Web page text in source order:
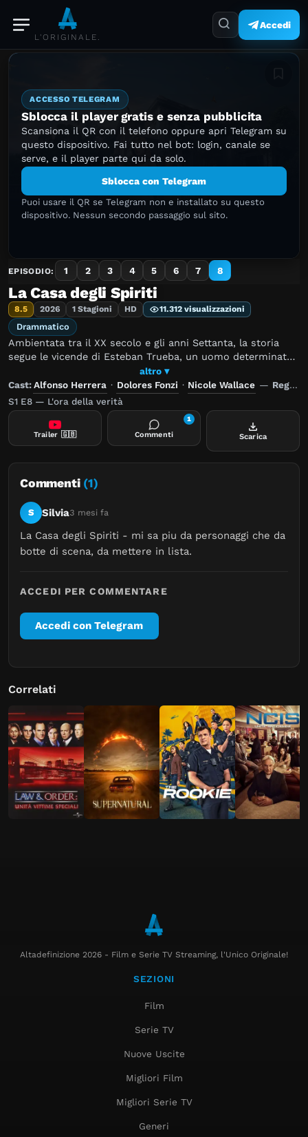
L'ORIGINALE.
Accedi
ACCESSO TELEGRAM
Sblocca il player gratis e senza pubblicita
Scansiona il QR con il telefono oppure apri Telegram su
questo dispositivo. Fai tutto nel bot: login, canale se
serve, e il player parte qui da solo.
Sblocca con Telegram
Puoi usare il QR se Telegram non e installato su questo
dispositivo. Nessun secondo passaggio sul sito.
EPISODIO: 1 2 3 4 5 6 7 8
La Casa degli Spiriti
8.5 2026 1 Stagioni HD 11.312 visualizzazioni
Drammatico
Ambientata tra il XX secolo e gli anni Settanta, la storia
segue le vicende di Esteban Trueba, un uomo determinato
a consolidare il proprio potere economico e politico, e di
Clara del Valle, una giovane donna dotata di poteri
soprannaturali. Nel corso degli anni, i loro discendenti si
troveranno ad affrontare tensioni familiari, conflitti sociali
e profonde trasformazioni che plasmeranno il corso delle
loro vite.
altro ▾
Cast:Alfonso Herrera · Dolores Fonzi · Nicole Wallace — Regia:
S1 E8 — L'ora della verità
Trailer 🇬🇧 Commenti
1
Scarica
Commenti (1)
S Silvia3 mesi fa
La Casa degli Spiriti - mi sa piu da personaggi che da
botte di scena, da mettere in lista.
ACCEDI PER COMMENTARE
Accedi con Telegram
Correlati
Altadefinizione 2026 - Film e Serie TV Streaming, l'Unico Originale!
SEZIONI
Film
Serie TV
Nuove Uscite
Migliori Film
Migliori Serie TV
Generi